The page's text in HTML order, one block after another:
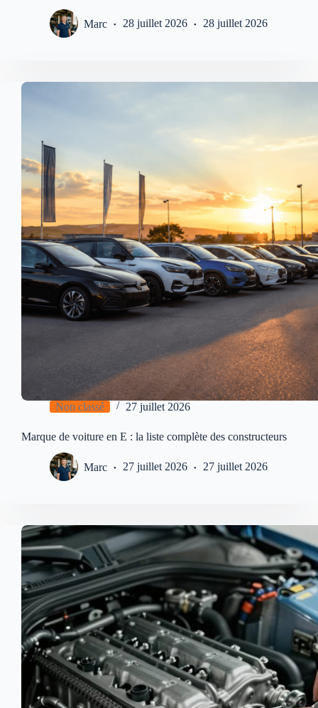
Marc 28 juillet 2026 28 juillet 2026
Non classé 27 juillet 2026
Marque de voiture en E : la liste complète des constructeurs
Marc 27 juillet 2026 27 juillet 2026